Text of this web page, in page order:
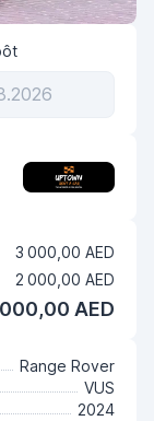
3 000,00 AED
2 000,00 AED
AED
Range Rover
VUS
2024